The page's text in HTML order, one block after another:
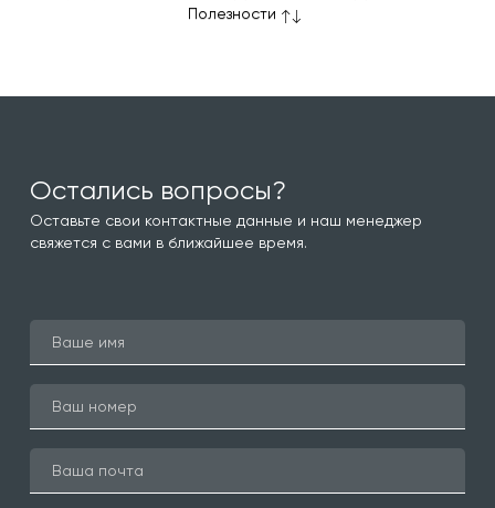
Полезности
Остались вопросы?
Оставьте свои контактные данные и наш менеджер
свяжется с вами в ближайшее время.